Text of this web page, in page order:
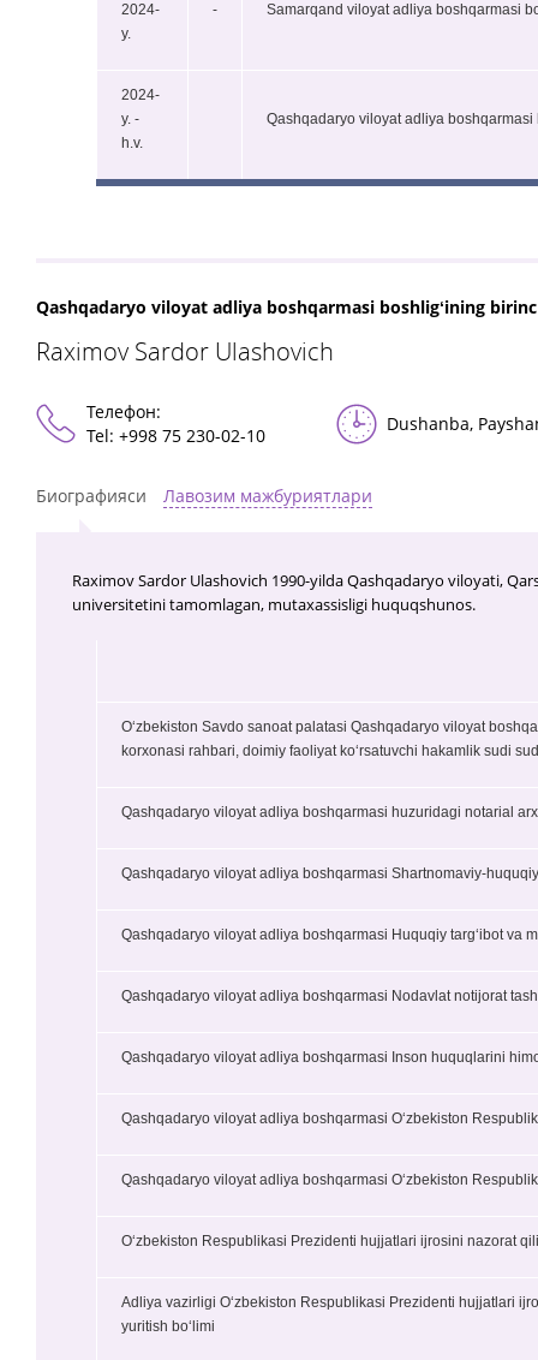
2024-
y.
- Samarqand viloyat adliya boshqarmasi
2024-
y. -
h.v.
Qashqadaryo viloyat adliya boshqarmasi
Qashqadaryo viloyat adliya boshqarmasi boshligʻining
Raximov Sardor Ulashovich
Телефон:
Теl: +998 75 230-02-10
Dushanba,
Биографияси Лавозим мажбуриятлари
Raximov Sardor Ulashovich 1990-yildaQashqadaryo viloyati,
universitetini tamomlagan, mutaxassisligi huquqshunos.
Oʻzbekiston Savdo sanoat palatasi Qashqadaryo viloyat
korxonasi rahbari, doimiy faoliyat koʻrsatuvchi hakamlik sudi
Qashqadaryo viloyat adliya boshqarmasi huzuridagi notarial
Qashqadaryo viloyat adliya boshqarmasi Shartnomaviy-
Qashqadaryo viloyat adliya boshqarmasi Huquqiy targʻibot va
Qashqadaryo viloyat adliya boshqarmasi Nodavlat notijorat
Qashqadaryo viloyat adliya boshqarmasi Inson huquqlarini
Qashqadaryo viloyat adliya boshqarmasi Oʻzbekiston
Qashqadaryo viloyat adliya boshqarmasi Oʻzbekiston
Oʻzbekiston Respublikasi Prezidenti hujjatlari ijrosini nazorat
Adliya vazirligi Oʻzbekiston Respublikasi Prezidenti hujjatlari
yuritish boʻlimi